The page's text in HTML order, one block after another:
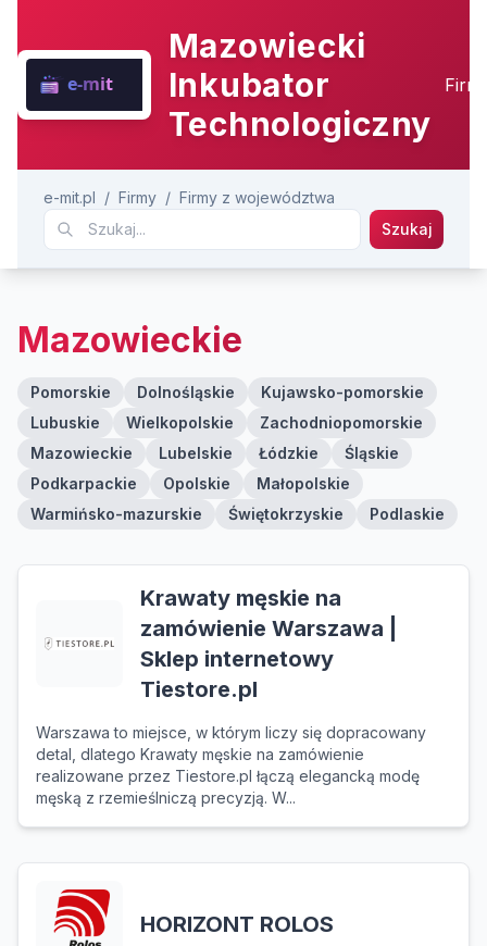
Mazowiecki
Inkubator
Technologiczny
e-mit.pl / Firmy / Firmy z województwa
Szukaj
Mazowieckie
Pomorskie Dolnośląskie
Kujawsko-pomorskie
Lubuskie
Wielkopolskie
Zachodniopomorskie
Mazowieckie
Lubelskie Łódzkie
Śląskie
Podkarpackie
Opolskie
Małopolskie
Warmińsko-mazurskie
Świętokrzyskie Podlaskie
Krawaty męskie na
zamówienie Warszawa |
Sklep internetowy
Tiestore.pl
Warszawa to miejsce, w którym liczy się dopracowany
detal, dlatego Krawaty męskie na zamówienie
realizowane przez Tiestore.pl łączą elegancką modę
męską z rzemieślniczą precyzją. W...
HORIZONT ROLOS